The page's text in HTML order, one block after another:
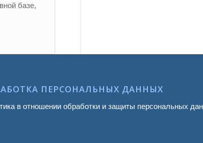
базе,
ПЕРСОНАЛЬНЫХ ДАННЫХ
в отношении обработки и защиты персональных